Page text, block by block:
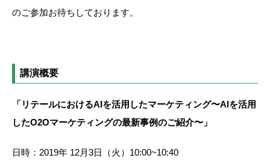
のご参加お待ちしております。
講演概要
「リテールにおけるAIを活用したマーケティング〜AIを活用
したO2Oマーケティングの最新事例のご紹介〜」
日時：2019年 12月3日（火）10:00~10:40